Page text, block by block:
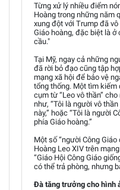
Từng xử lý nhiều điểm
Hoàng trong những năm
xung đột với Trump đã
Giáo hoàng, đặc biệt là
cầu."
Tại Mỹ, ngay cả những
đã rời bỏ đạo cũng tập
mạng xã hội để bảo vệ
tổng thống. Một tìm kiếm
cụm từ “Leo vô thần”
như, “Tôi là người vô
này,” hoặc “Tôi là người
phía Giáo hoàng.”
Một số “người Công
Hoàng Leo XIV trên
“Giáo Hội Công Giáo
có thể trả phòng, nhưng
Đà tăng trưởng cho hình